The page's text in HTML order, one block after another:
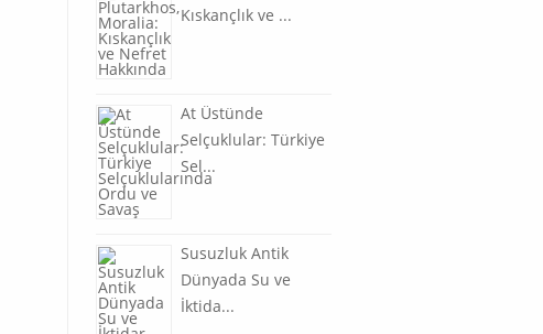
Kıskançlık ve ...
At Üstünde
Selçuklular: Türkiye
Sel...
Susuzluk Antik
Dünyada Su ve
İktida...